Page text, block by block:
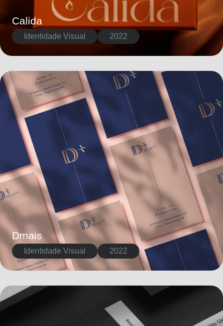
Calida
Identidade Visual 2022
Dmais
Identidade Visual 2022